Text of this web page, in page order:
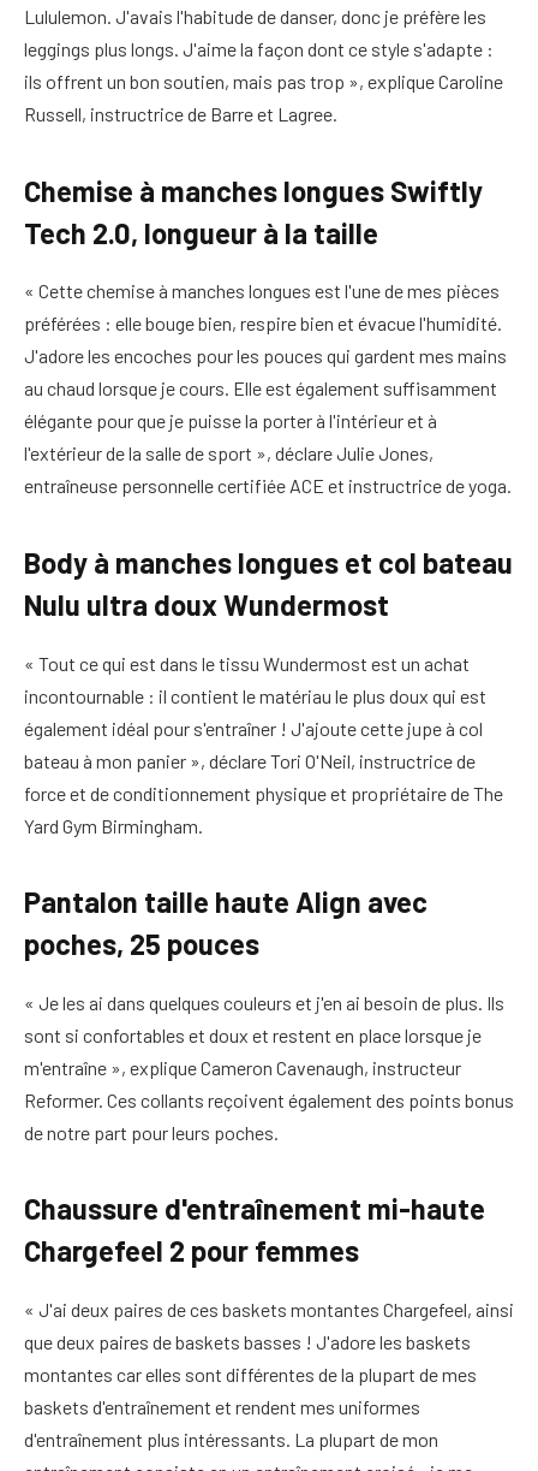
Lululemon. J'avais l'habitude de danser, donc je préfère les
leggings plus longs. J'aime la façon dont ce style s'adapte :
ils offrent un bon soutien, mais pas trop », explique Caroline
Russell, instructrice de Barre et Lagree.
Chemise à manches longues Swiftly
Tech 2.0, longueur à la taille
« Cette chemise à manches longues est l'une de mes pièces
préférées : elle bouge bien, respire bien et évacue l'humidité.
J'adore les encoches pour les pouces qui gardent mes mains
au chaud lorsque je cours. Elle est également suffisamment
élégante pour que je puisse la porter à l'intérieur et à
l'extérieur de la salle de sport », déclare Julie Jones,
entraîneuse personnelle certifiée ACE et instructrice de yoga.
Body à manches longues et col bateau
Nulu ultra doux Wundermost
« Tout ce qui est dans le tissu Wundermost est un achat
incontournable : il contient le matériau le plus doux qui est
également idéal pour s'entraîner ! J'ajoute cette jupe à col
bateau à mon panier », déclare Tori O'Neil, instructrice de
force et de conditionnement physique et propriétaire de The
Yard Gym Birmingham.
Pantalon taille haute Align avec
poches, 25 pouces
« Je les ai dans quelques couleurs et j'en ai besoin de plus. Ils
sont si confortables et doux et restent en place lorsque je
m'entraîne », explique Cameron Cavenaugh, instructeur
Reformer. Ces collants reçoivent également des points bonus
de notre part pour leurs poches.
Chaussure d'entraînement mi-haute
Chargefeel 2 pour femmes
« J'ai deux paires de ces baskets montantes Chargefeel, ainsi
que deux paires de baskets basses ! J'adore les baskets
montantes car elles sont différentes de la plupart de mes
baskets d'entraînement et rendent mes uniformes
d'entraînement plus intéressants. La plupart de mon